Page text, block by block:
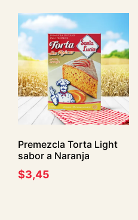
Premezcla Torta Light
sabor a Naranja
$3,45